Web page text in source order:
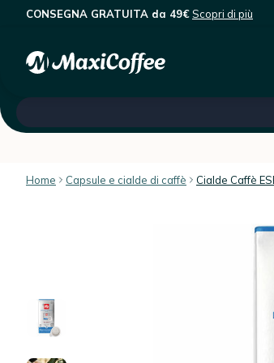
CONSEGNA GRATUITA da 49€Scopri di più
Home Capsule e cialde di caffè Cialde Caffè
Descrizione